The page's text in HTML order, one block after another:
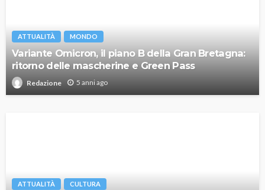
ATTUALITÀ MONDO
Variante Omicron, il piano B della Gran Bretagna:
ritorno delle mascherine e Green Pass
Redazione 5 anni ago
ATTUALITÀ CULTURA